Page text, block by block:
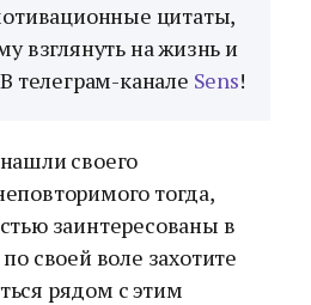
цитаты,
взглянуть на жизнь и
телеграм-канале Sens!
своего
тогда,
заинтересованы в
своей воле захотите
рядом с этим